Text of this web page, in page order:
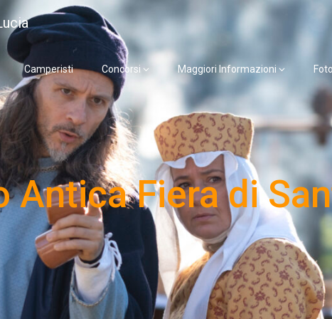
Camperisti Concorsi Maggiori Informazioni Foto
Antica Fiera di